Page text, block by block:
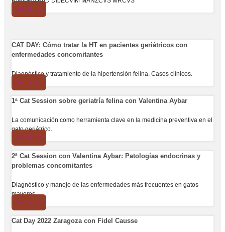
Ver vídeo
CAT DAY: Cómo tratar la HT en pacientes geriátricos con
enfermedades concomitantes
Diagnóstico y tratamiento de la hipertensión felina. Casos clínicos.
Ver vídeo
1ª Cat Session sobre geriatría felina con Valentina Aybar
La comunicación como herramienta clave en la medicina preventiva en el
gato geriátrico.
Ver vídeo
2ª Cat Session con Valentina Aybar: Patologías endocrinas y
problemas concomitantes
Diagnóstico y manejo de las enfermedades más frecuentes en gatos
mayores.
Ver vídeo
Cat Day 2022 Zaragoza con Fidel Causse